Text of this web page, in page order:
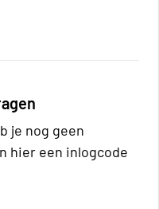
je nog geen
hier een inlogcode